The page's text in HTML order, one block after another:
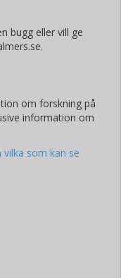
bugg eller vill ge
om forskning på
information om
som kan se